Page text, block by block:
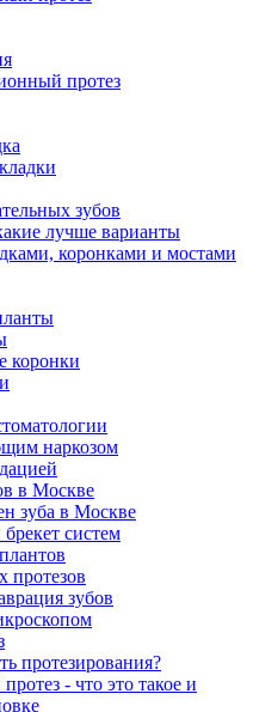
протез
зубов
лучше варианты
коронками и мостами
коронки
наркозом
в Москве
зуба в Москве
систем
протезов
зубов
протезирования?
- что это такое и